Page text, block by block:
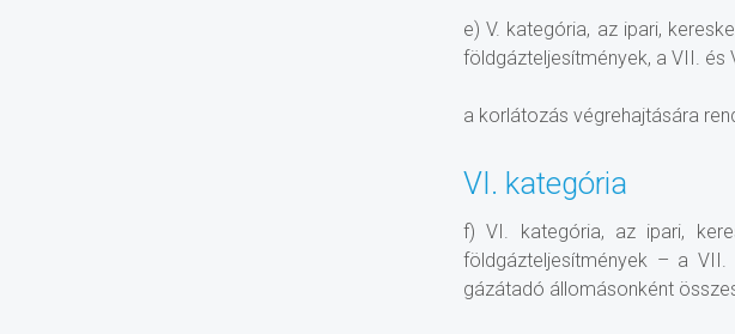
e) V. kategória, az ipari,
földgázteljesítmények, a VII.
a korlátozás végrehajtására
VI. kategória
f) VI. kategória, az ipari,
földgázteljesítmények – a
gázátadó állomásonként